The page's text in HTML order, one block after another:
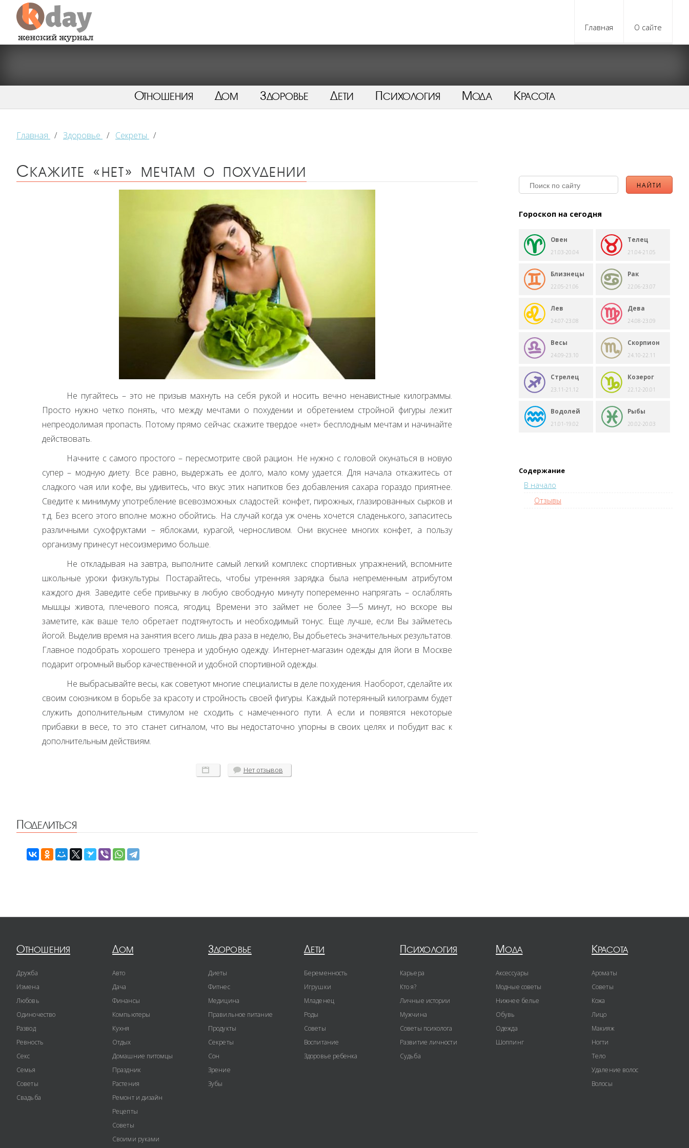
Главная О сайте
Отношения Дом Здоровье Дети Психология Мода Красота
Главная / Здоровье / Секреты /
Скажите «нет» мечтам о похудении
Не пугайтесь – это не призыв махнуть на себя рукой и носить вечно ненавистные килограммы.
Просто нужно четко понять, что между мечтами о похудении и обретением стройной фигуры лежит
непреодолимая пропасть. Потому прямо сейчас скажите твердое «нет» бесплодным мечтам и начинайте
действовать.
Начните с самого простого – пересмотрите свой рацион. Не нужно с головой окунаться в новую
супер – модную диету. Все равно, выдержать ее долго, мало кому удается. Для начала откажитесь от
сладкого чая или кофе, вы удивитесь, что вкус этих напитков без добавления сахара гораздо приятнее.
Сведите к минимуму употребление всевозможных сладостей: конфет, пирожных, глазированных сырков и
т.д. Без всего этого вполне можно обойтись. На случай когда уж очень хочется сладенького, запаситесь
различными сухофруктами – яблоками, курагой, черносливом. Они вкуснее многих конфет, а пользу
организму принесут несоизмеримо больше.
Не откладывая на завтра, выполните самый легкий комплекс спортивных упражнений, вспомните
школьные уроки физкультуры. Постарайтесь, чтобы утренняя зарядка была непременным атрибутом
каждого дня. Заведите себе привычку в любую свободную минуту попеременно напрягать – ослаблять
мышцы живота, плечевого пояса, ягодиц. Времени это займет не более 3—5 минут, но вскоре вы
заметите, как ваше тело обретает подтянутость и необходимый тонус. Еще лучше, если Вы займетесь
йогой. Выделив время на занятия всего лишь два раза в неделю, Вы добьетесь значительных результатов.
Главное подобрать хорошего тренера и удобную одежду. Интернет-магазин одежды для йоги в Москве
подарит огромный выбор качественной и удобной спортивной одежды.
Не выбрасывайте весы, как советуют многие специалисты в деле похудения. Наоборот, сделайте их
своим союзником в борьбе за красоту и стройность своей фигуры. Каждый потерянный килограмм будет
служить дополнительным стимулом не сходить с намеченного пути. А если и появятся некоторые
прибавки в весе, то это станет сигналом, что вы недостаточно упорны в своих целях и побудит вас к
дополнительным действиям.
Нетотзывов
Поделиться
Гороскоп на сегодня
Овен
21.03-20.04
Телец
21.04-21.05
Близнецы
22.05-21.06
Рак
22.06-23.07
Лев
24.07-23.08
Дева
24.08-23.09
Весы
24.09-23.10
Скорпион
24.10-22.11
Стрелец
23.11-21.12
Козерог
22.12-20.01
Водолей
21.01-19.02
Рыбы
20.02-20.03
Содержание
В начало
Отзывы
Отношения
Дружба
Измена
Любовь
Одиночество
Развод
Ревность
Секс
Семья
Советы
Свадьба
Дом
Авто
Дача
Финансы
Компьютеры
Кухня
Отдых
Домашние питомцы
Праздник
Растения
Ремонт и дизайн
Рецепты
Советы
Своими руками
Здоровье
Диеты
Фитнес
Медицина
Правильное питание
Продукты
Секреты
Сон
Зрение
Зубы
Дети
Беременность
Игрушки
Младенец
Роды
Советы
Воспитание
Здоровье ребенка
Психология
Карьера
Кто я?
Личные истории
Мужчина
Советы психолога
Развитие личности
Судьба
Мода
Аксессуары
Модные советы
Нижнее белье
Обувь
Одежда
Шоппинг
Красота
Ароматы
Советы
Кожа
Лицо
Макияж
Ногти
Тело
Удаление волос
Волосы